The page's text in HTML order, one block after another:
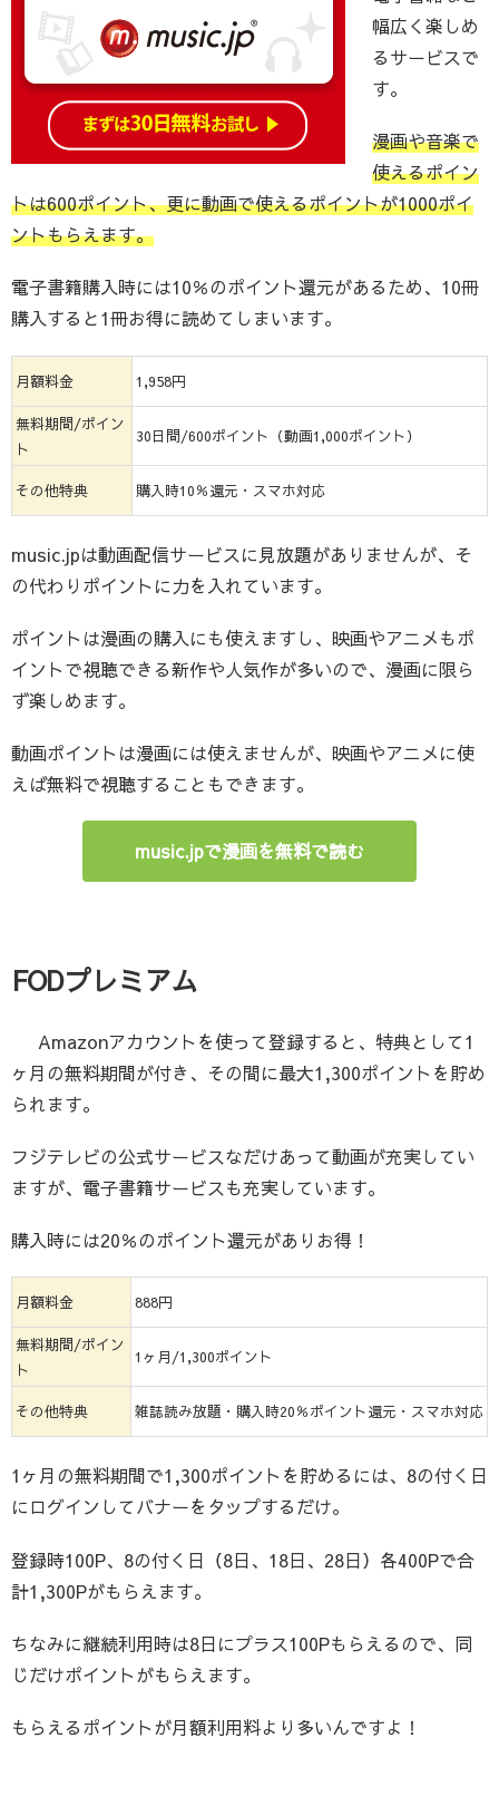
幅広く楽しめ
るサービスで
す。
漫画や音楽で
使えるポイン
トは600ポイント、更に動画で使えるポイントが1000ポイ
ントもらえます。
電子書籍購入時には10％のポイント還元があるため、10冊
購入すると1冊お得に読めてしまいます。
月額料金 1,958円
無料期間/ポイン
ト
30日間/600ポイント（動画1,000ポイント）
その他特典 購入時10％還元・スマホ対応
music.jpは動画配信サービスに見放題がありませんが、そ
の代わりポイントに力を入れています。
ポイントは漫画の購入にも使えますし、映画やアニメもポ
イントで視聴できる新作や人気作が多いので、漫画に限ら
ず楽しめます。
動画ポイントは漫画には使えませんが、映画やアニメに使
えば無料で視聴することもできます。
music.jpで漫画を無料で読む
FODプレミアム
Amazonアカウントを使って登録すると、特典として1
ヶ月の無料期間が付き、その間に最大1,300ポイントを貯め
られます。
フジテレビの公式サービスなだけあって動画が充実してい
ますが、電子書籍サービスも充実しています。
購入時には20％のポイント還元がありお得！
月額料金 888円
無料期間/ポイン
ト
1ヶ月/1,300ポイント
その他特典 雑誌読み放題・購入時20％ポイント還元・スマホ対応
1ヶ月の無料期間で1,300ポイントを貯めるには、8の付く日
にログインしてバナーをタップするだけ。
登録時100P、8の付く日（8日、18日、28日）各400Pで合
計1,300Pがもらえます。
ちなみに継続利用時は8日にプラス100Pもらえるので、同
じだけポイントがもらえます。
もらえるポイントが月額利用料より多いんですよ！